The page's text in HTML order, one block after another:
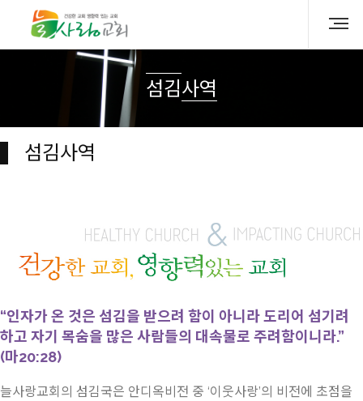
섬김사역
섬김사역
“인자가 온 것은 섬김을 받으려 함이 아니라 도리어 섬기려
하고 자기 목숨을 많은 사람들의 대속물로 주려함이니라.”
(마20:28)
늘사랑교회의 섬김국은 안디옥비전 중 ‘이웃사랑’의 비전에 초점을